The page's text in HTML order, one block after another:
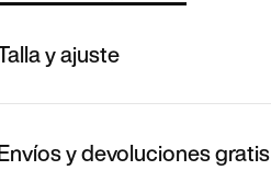
y ajuste
y devoluciones gratis